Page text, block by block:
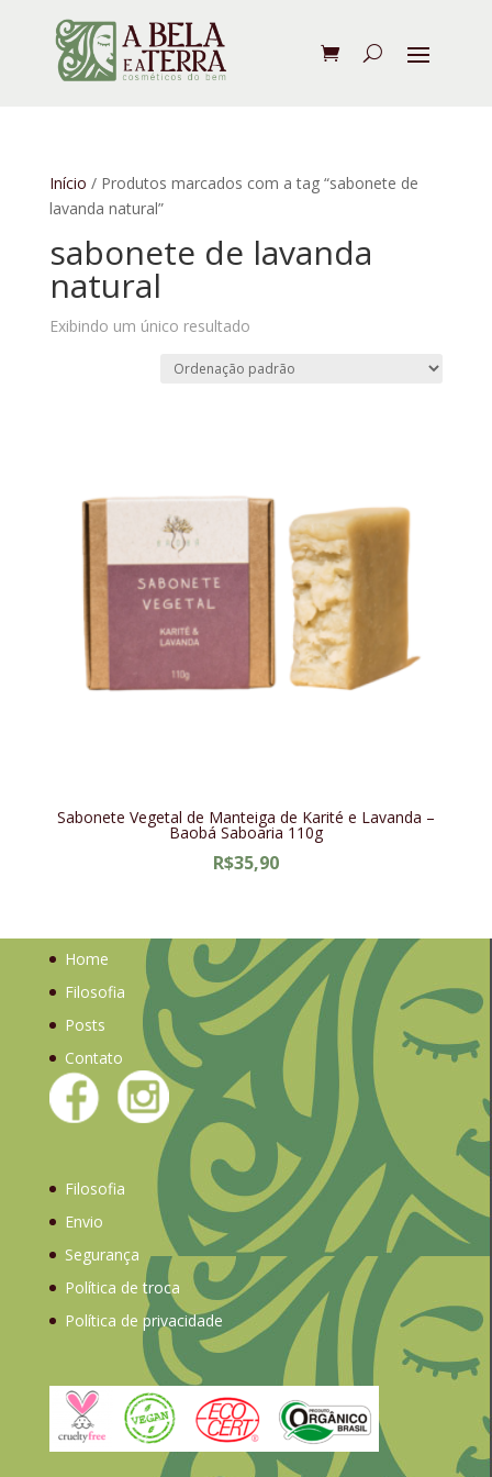
Início / Produtos marcados com a tag “sabonete de
lavanda natural”
sabonete de lavanda
natural
Exibindo um único resultado
Sabonete Vegetal de Manteiga de Karité e Lavanda –
Baobá Saboaria 110g
R$35,90
Home
Filosofia
Posts
Contato
Filosofia
Envio
Segurança
Política de troca
Política de privacidade